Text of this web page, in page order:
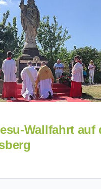
Wallfahrt auf